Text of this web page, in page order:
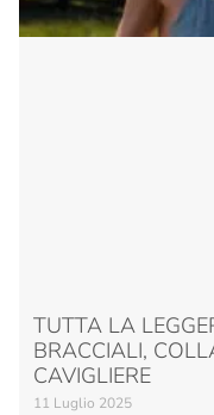
TUTTA LA
BRACCIALI,
CAVIGLIERE
11 Luglio 2025